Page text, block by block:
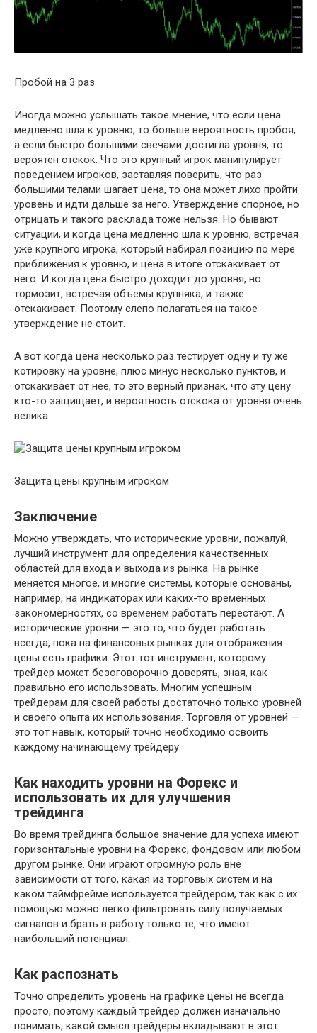
Пробой на 3 раз
Иногда можно услышать такое мнение, что если цена
медленно шла к уровню, то больше вероятность пробоя,
а если быстро большими свечами достигла уровня, то
вероятен отскок. Что это крупный игрок манипулирует
поведением игроков, заставляя поверить, что раз
большими телами шагает цена, то она может лихо пройти
уровень и идти дальше за него. Утверждение спорное, но
отрицать и такого расклада тоже нельзя. Но бывают
ситуации, и когда цена медленно шла к уровню, встречая
уже крупного игрока, который набирал позицию по мере
приближения к уровню, и цена в итоге отскакивает от
него. И когда цена быстро доходит до уровня, но
тормозит, встречая объемы крупняка, и также
отскакивает. Поэтому слепо полагаться на такое
утверждение не стоит.
А вот когда цена несколько раз тестирует одну и ту же
котировку на уровне, плюс минус несколько пунктов, и
отскакивает от нее, то это верный признак, что эту цену
кто-то защищает, и вероятность отскока от уровня очень
велика.
Защита цены крупным игроком
Заключение
Можно утверждать, что исторические уровни, пожалуй,
лучший инструмент для определения качественных
областей для входа и выхода из рынка. На рынке
меняется многое, и многие системы, которые основаны,
например, на индикаторах или каких-то временных
закономерностях, со временем работать перестают. А
исторические уровни — это то, что будет работать
всегда, пока на финансовых рынках для отображения
цены есть графики. Этот тот инструмент, которому
трейдер может безоговорочно доверять, зная, как
правильно его использовать. Многим успешным
трейдерам для своей работы достаточно только уровней
и своего опыта их использования. Торговля от уровней —
это тот навык, который точно необходимо освоить
каждому начинающему трейдеру.
Как находить уровни на Форекс и
использовать их для улучшения
трейдинга
Во время трейдинга большое значение для успеха имеют
горизонтальные уровни на Форекс, фондовом или любом
другом рынке. Они играют огромную роль вне
зависимости от того, какая из торговых систем и на
каком таймфрейме используется трейдером, так как с их
помощью можно легко фильтровать силу получаемых
сигналов и брать в работу только те, что имеют
наибольший потенциал.
Как распознать
Точно определить уровень на графике цены не всегда
просто, поэтому каждый трейдер должен изначально
понимать, какой смысл трейдеры вкладывают в этот